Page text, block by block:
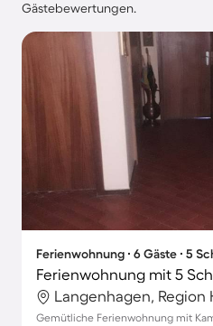
Gästebewertungen.
Ferienwohnung ∙ 6 Gäste ∙ 5
Gemütliche Ferienwohnung mit